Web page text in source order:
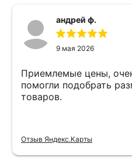
андрей ф.
9 мая 2026
Приемлемые цены,
помогли подобрать
товаров.
Отзыв Яндекс.Карты